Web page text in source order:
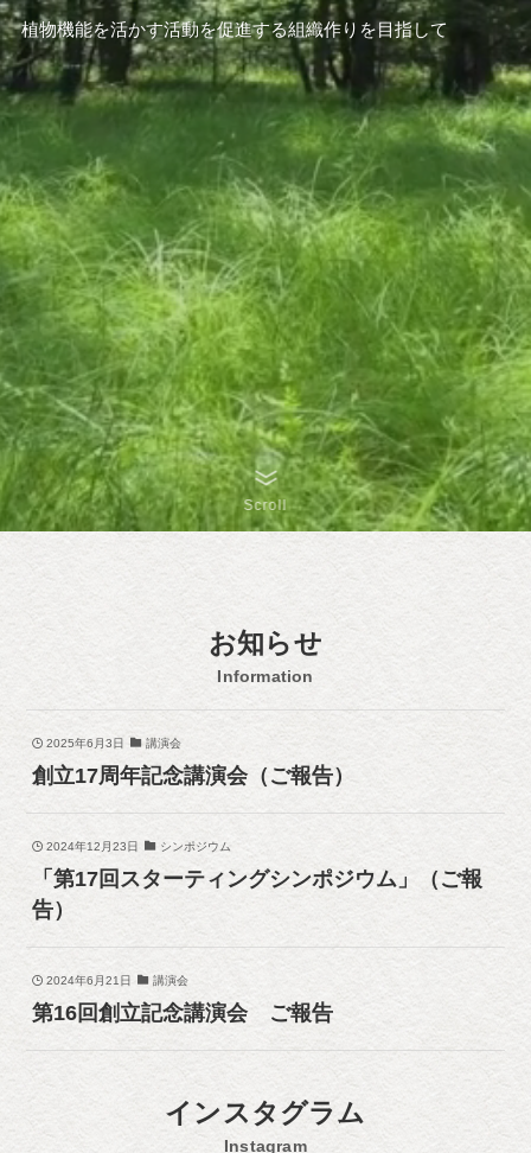
植物機能を活かす活動を促進する組織作りを目指して
Scroll
お知らせ
Information
2025年6月3日 講演会
創立17周年記念講演会（ご報告）
2024年12月23日 シンポジウム
「第17回スターティングシンポジウム」（ご報
告）
2024年6月21日 講演会
第16回創立記念講演会 ご報告
インスタグラム
Instagram